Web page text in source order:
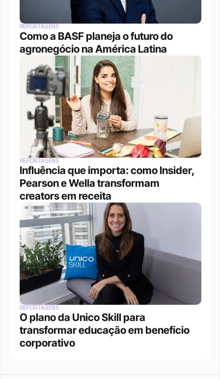
REPORTAGENS
Como a BASF planeja o futuro do
agronegócio na América Latina
REPORTAGENS
Influência que importa: como Insider,
Pearson e Wella transformam
creators em receita
REPORTAGENS
O plano da Unico Skill para
transformar educação em benefício
corporativo